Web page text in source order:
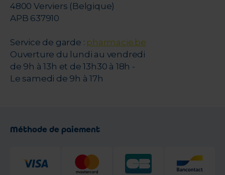
4800 Verviers (Belgique)
APB 637910
Service de garde : pharmacie.be
Ouverture du lundi au vendredi
de 9h à 13h et de 13h30 à 18h -
Le samedi de 9h à 17h
Méthode de paiement